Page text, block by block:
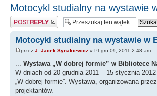
Motocykl studialny na wystawie
Odpowiedz
Motocykl studialny na wystawie w
przez J. Jacek Synakiewicz » Pt gru 09, 2011 2:48 am
... Wystawa „W dobrej formie” w Bibliotece
W dniach od 20 grudnia 2011 – 15 stycznia
„W dobrej formie”. Wystawa, organizowana
projektantów.